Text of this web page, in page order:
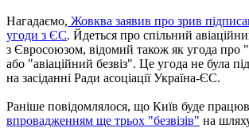
Нагадаємо, Жовква заявив про зрив
угоди з ЄС. Йдеться про спільний
з Євросоюзом, відомий також як угода про
або "авіаційний безвіз". Це угода не була
на засіданні Ради асоціації Україна-ЄС.
Раніше повідомлялося, що Київ буде
впровадженням ще трьох "безвізів" на